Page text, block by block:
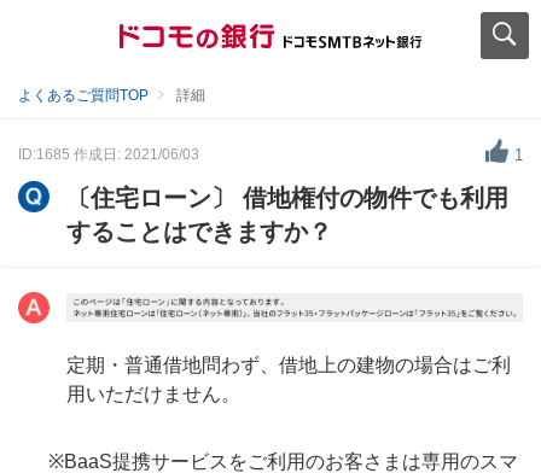
よくあるご質問TOP 詳細
ID:1685 作成日: 2021/06/03 1
〔住宅ローン〕 借地権付の物件でも利用
することはできますか？
定期・普通借地問わず、借地上の建物の場合はご利
用いただけません。
※BaaS提携サービスをご利用のお客さまは専用のスマ